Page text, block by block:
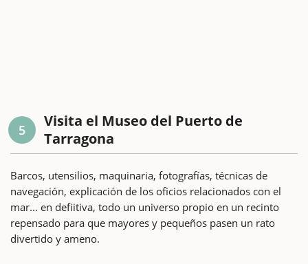
5
Visita el Museo del Puerto de
Tarragona
Barcos, utensilios, maquinaria, fotografías, técnicas de
navegación, explicación de los oficios relacionados con el
mar... en defiitiva, todo un universo propio en un recinto
repensado para que mayores y pequeños pasen un rato
divertido y ameno.